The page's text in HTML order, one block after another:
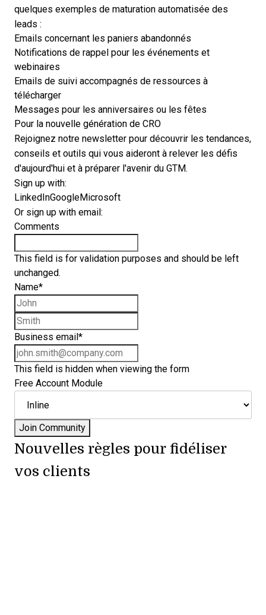
quelques exemples de maturation automatisée des
leads :
Emails concernant les paniers abandonnés
Notifications de rappel pour les événements et
webinaires
Emails de suivi accompagnés de ressources à
télécharger
Messages pour les anniversaires ou les fêtes
Pour la nouvelle génération de CRO
Rejoignez notre newsletter pour découvrir les tendances,
conseils et outils qui vous aideront à relever les défis
d'aujourd'hui et à préparer l'avenir du GTM.
Sign up with:
LinkedInGoogleMicrosoft
Or sign up with email:
Comments
This field is for validation purposes and should be left
unchanged.
Name*
Business email *
This field is hidden when viewing the form
Free Account Module
Nouvelles règles pour fidéliser
vos clients